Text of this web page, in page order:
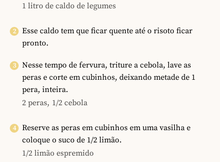
1 litro de caldo de legumes
Esse caldo tem que ficar quente até o risoto ficar
pronto.
Nesse tempo de fervura, triture a cebola, lave as
peras e corte em cubinhos, deixando metade de 1
pera, inteira.
2 peras, 1/2 cebola
Reserve as peras em cubinhos em uma vasilha e
coloque o suco de 1/2 limão.
1/2 limão espremido